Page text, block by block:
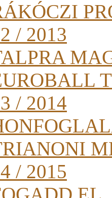
/ 2013
/ 2014
/ 2015